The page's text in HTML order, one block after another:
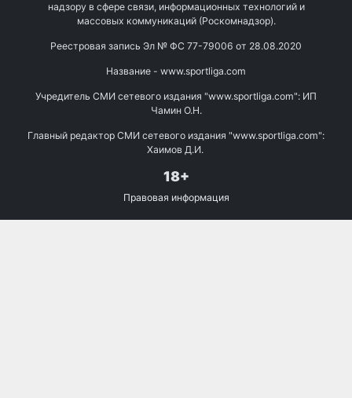
надзору в сфере связи, информационных технологий и
массовых коммуникаций (Роскомнадзор).
Реестровая запись Эл № ФС 77-79006 от 28.08.2020
Название - www.sportliga.com
Учредитель СМИ сетевого издания "www.sportliga.com": ИП
Чамин О.Н.
Главный редактор СМИ сетевого издания "www.sportliga.com":
Хаимов Д.И.
18+
Правовая информация